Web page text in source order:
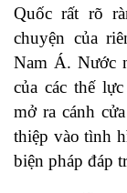
Quốc rất rõ
chuyện của
Nam Á. Nước
của các thế
mở ra cánh
thiệp vào tình
biện pháp đáp